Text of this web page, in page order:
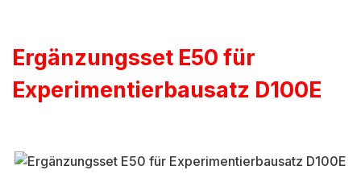
Ergänzungsset E50 für
Experimentierbausatz D100E
Bildergalerie überspringen